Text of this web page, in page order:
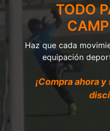
TODO
Haz que cada
equipación
¡Compra ahora